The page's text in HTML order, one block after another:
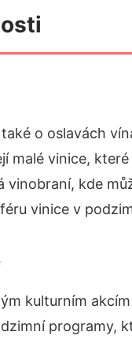
o oslavách
malé vinice,
vinobraní, kde
vinice v
kulturním
programy,